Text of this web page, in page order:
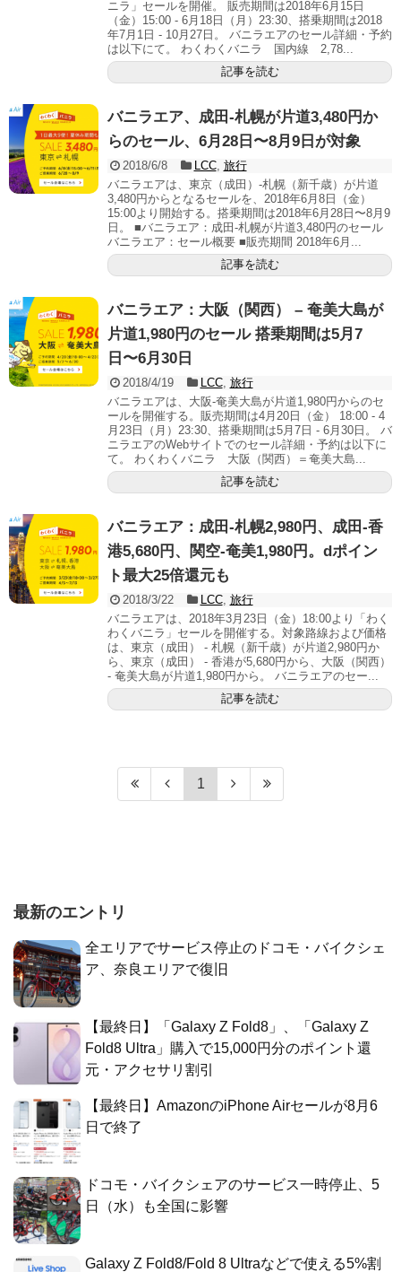
ニラ」セールを開催。 販売期間は2018年6月15日
（金）15:00 - 6月18日（月）23:30、搭乗期間は2018
年7月1日 - 10月27日。 バニラエアのセール詳細・予約
は以下にて。 わくわくバニラ 国内線 2,78...
記事を読む
バニラエア、成田-札幌が片道3,480円か
らのセール、6月28日〜8月9日が対象
2018/6/8 LCC, 旅行
バニラエアは、東京（成田）-札幌（新千歳）が片道
3,480円からとなるセールを、2018年6月8日（金）
15:00より開始する。搭乗期間は2018年6月28日〜8月9
日。 ■バニラエア：成田-札幌が片道3,480円のセール
バニラエア：セール概要 ■販売期間 2018年6月...
記事を読む
バニラエア：大阪（関西） – 奄美大島が
片道1,980円のセール 搭乗期間は5月7
日〜6月30日
2018/4/19 LCC, 旅行
バニラエアは、大阪-奄美大島が片道1,980円からのセ
ールを開催する。販売期間は4月20日（金） 18:00 - 4
月23日（月）23:30、搭乗期間は5月7日 - 6月30日。 バ
ニラエアのWebサイトでのセール詳細・予約は以下に
て。 わくわくバニラ 大阪（関西）＝奄美大島...
記事を読む
バニラエア：成田-札幌2,980円、成田-香
港5,680円、関空-奄美1,980円。dポイン
ト最大25倍還元も
2018/3/22 LCC, 旅行
バニラエアは、2018年3月23日（金）18:00より「わく
わくバニラ」セールを開催する。対象路線および価格
は、東京（成田） - 札幌（新千歳）が片道2,980円か
ら、東京（成田） - 香港が5,680円から、大阪（関西）
- 奄美大島が片道1,980円から。 バニラエアのセー...
記事を読む
1
最新のエントリ
全エリアでサービス停止のドコモ・バイクシェ
ア、奈良エリアで復旧
【最終日】「Galaxy Z Fold8」、「Galaxy Z
Fold8 Ultra」購入で15,000円分のポイント還
元・アクセサリ割引
【最終日】AmazonのiPhone Airセールが8月6
日で終了
ドコモ・バイクシェアのサービス一時停止、5
日（水）も全国に影響
Galaxy Z Fold8/Fold 8 Ultraなどで使える5%割